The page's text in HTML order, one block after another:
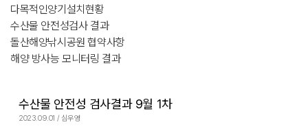
다목적인양기설치현황
수산물 안전성검사 결과
돌산해양낚시공원 협약사항
해양 방사능 모니터링 결과
수산물 안전성 검사결과 9월 1차
2023.09.01 / 심우영